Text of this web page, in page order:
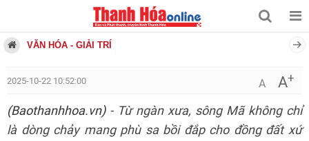
VĂN HÓA - GIẢI TRÍ
2025-10-22 10:52:00 A A+
(Baothanhhoa.vn)- Từ ngàn xưa, sông Mã không chỉ
là dòng chảy mang phù sa bồi đắp cho đồng đất xứ